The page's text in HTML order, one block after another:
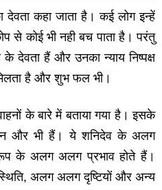
देवता कहा जाता है। कई लोग इन्हें
से कोई भी नही बच पाता है। परंतु
देवता हैं और उनका न्याय निष्पक्ष
मिलता है और शुभ फल भी।
के बारे में बताया गया है। इसके
और भी हैं। ये शनिदेव के अलग
के अलग अलग प्रभाव होते हैं।
अलग अलग दृष्टियों और अन्य